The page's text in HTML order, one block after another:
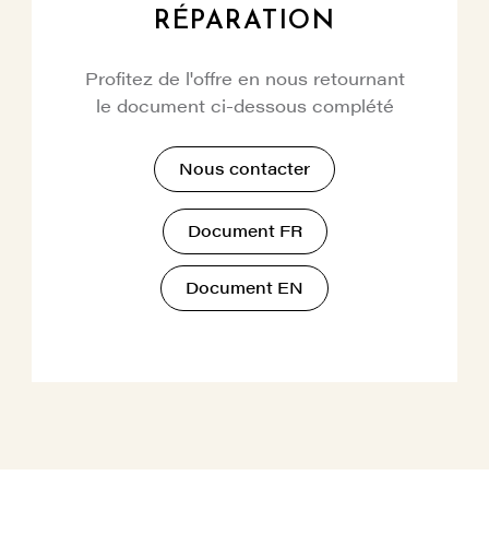
RÉPARATION
Profitez de l'offre en nous retournant
le document ci-dessous complété
Nous contacter
Document FR
Document EN